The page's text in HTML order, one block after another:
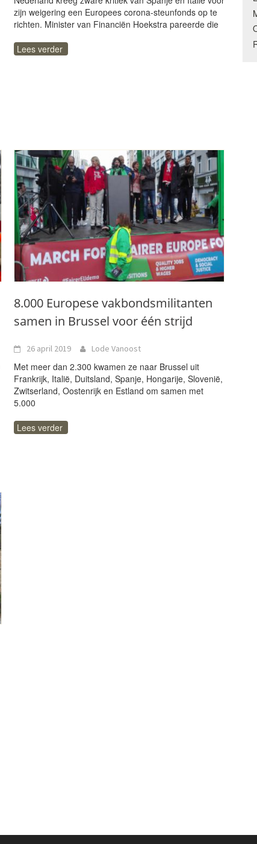
zijn weigering een Europees corona-steunfonds op te
richten. Minister van Financiën Hoekstra pareerde die
Lees verder
8.000 Europese vakbondsmilitanten
samen in Brussel voor één strijd
26 april 2019 Lode Vanoost
Met meer dan 2.300 kwamen ze naar Brussel uit
Frankrijk, Italië, Duitsland, Spanje, Hongarije, Slovenië,
Zwitserland, Oostenrijk en Estland om samen met
5.000
Lees verder